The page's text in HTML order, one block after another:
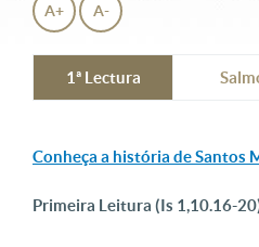
A+ A-
1ª Lectura
Conheça a história de Santos
Primeira Leitura (Is 1,10.16-